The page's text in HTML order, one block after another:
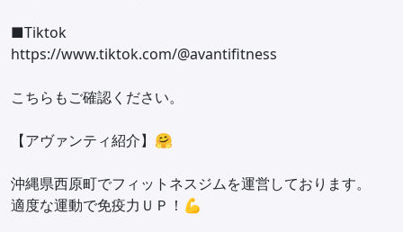
■Tiktok
https://www.tiktok.com/@avantifitness
こちらもご確認ください。
【アヴァンティ紹介】🤗
沖縄県西原町でフィットネスジムを運営しております。
適度な運動で免疫力ＵＰ！💪